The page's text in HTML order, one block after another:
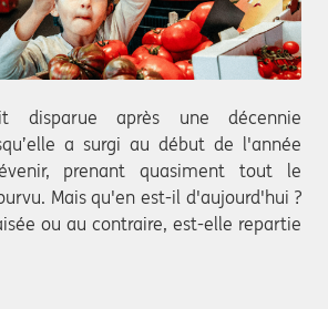
disparue après une décennie
a surgi au début de l'année
prenant quasiment tout le
Mais qu'en est-il d'aujourd'hui ?
ou au contraire, est-elle repartie